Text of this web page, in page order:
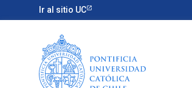
Ir al sitio UC